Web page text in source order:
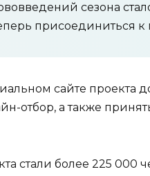
сезона
присоединиться к
сайте проекта
отбор, а также
стали более 225 000